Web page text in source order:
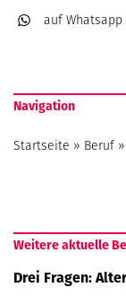
auf Whatsapp
Navigation
Startseite » Beruf»
Weitere aktuelle
Drei Fragen: